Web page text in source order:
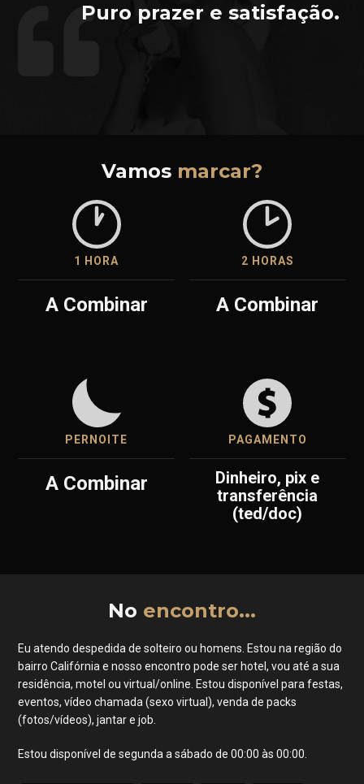
Puro prazer e satisfação.
Vamos marcar?
1 HORA
A Combinar
2 HORAS
A Combinar
PERNOITE
A Combinar
PAGAMENTO
dinheiro, pix e
transferência
(ted/doc)
No encontro...
Eu atendo despedida de solteiro ou homens. Estou na região do
bairro Califórnia e nosso encontro pode ser hotel, vou até a sua
residência, motel ou virtual/online. Estou disponível para festas,
eventos, vídeo chamada (sexo virtual), venda de packs
(fotos/vídeos), jantar e job.
Estou disponível de segunda a sábado de 00:00 às 00:00.